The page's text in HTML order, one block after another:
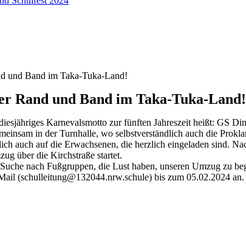
und Band im Taka-Tuka-Land!
Rand und Band im Taka-Tuka-Land!
Karnevalsmotto zur fünften Jahreszeit heißt: GS
in der Turnhalle, wo selbstverständlich auch die
auch auf die Erwachsenen, die herzlich eingeladen sind.
über die Kirchstraße startet.
nach Fußgruppen, die Lust haben, unseren Umzug zu
(schulleitung@132044.nrw.schule) bis zum 05.02.2024 an.